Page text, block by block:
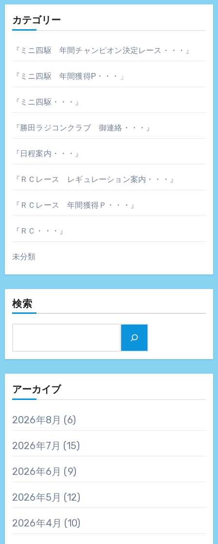
カテゴリー
『ミニ四駆 年間チャンピオン決定レース・・・』
『ミニ四駆 年間獲得P・・・」
『ミニ四駆・・・』
『勝田ラジコンクラブ 御連絡・・・』
『日程案内・・・』
『ＲＣレース レギュレーション案内・・・』
『ＲＣレース 年間獲得Ｐ・・・』
『ＲＣ・・・』
未分類
検索
アーカイブ
2026年8月 (6)
2026年7月 (15)
2026年6月 (9)
2026年5月 (12)
2026年4月 (10)